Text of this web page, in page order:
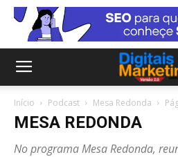
Início Podcast Mesa Redonda
MESA REDONDA
No programa Mesa Redonda,